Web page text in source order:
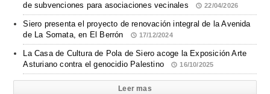
de subvenciones para asociaciones vecinales
22/04/2026
Siero presenta el proyecto de renovación integral de la Avenida
de La Somata, en El Berrón
17/12/2024
La Casa de Cultura de Pola de Siero acoge la Exposición Arte
Asturiano contra el genocidio Palestino
16/10/2025
Leer mas